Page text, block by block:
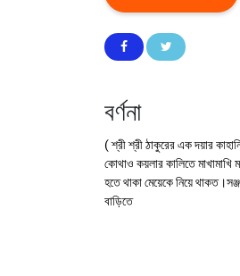
বর্ণনা
( শ্রী শ্রী ঠাকুরের এক দয়ার
কোথাও কয়লার কালিতে মাখামাখি
হতে থাকা মেয়েকে নিয়ে
বাড়িতে